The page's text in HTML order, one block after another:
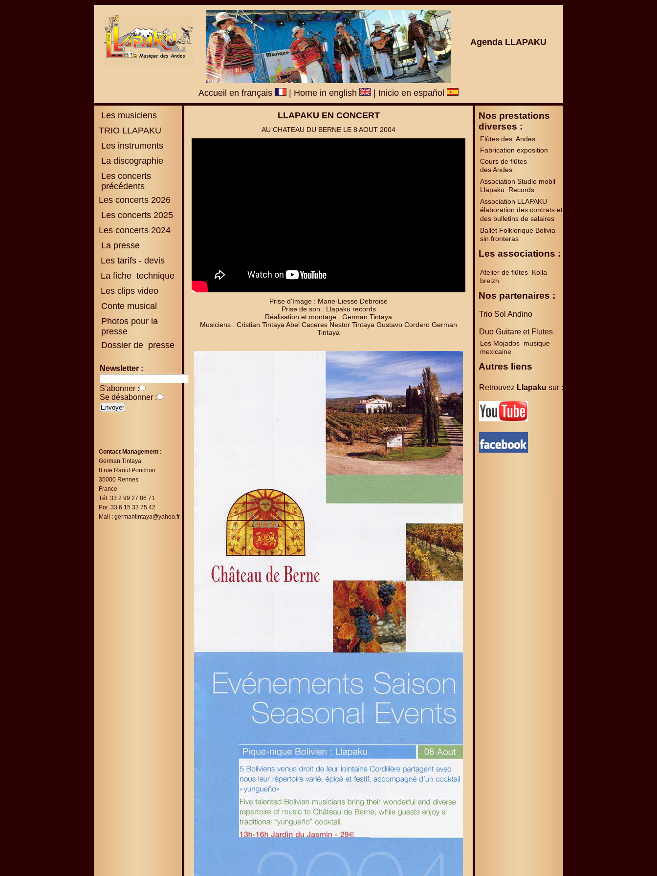
Accueil en français Home in english Inicio en español
Agenda LLAPAKU
Les musiciens
TRIO LLAPAKU
Les instruments
La discographie
Les concerts
précédents
Les concerts 2026
Les concerts 2025
Les concerts 2024
La presse
Les tarifs - devis
La fiche technique
Les clips video
Conte musical
Photos pour la
presse
Dossier de presse
Newsletter :
S'abonner :
Se désabonner :
Contact Management :
German Tintaya
8 rue Raoul Ponchon
35000 Rennes
France
Tél. 33 2 99 27 86 71
Por. 33 6 15 33 75 42
Mail : germantintaya@yahoo.fr
LLAPAKU EN CONCERT
AU CHATEAU DU BERNE LE 8 AOUT 2004
Prise d'Image : Marie-Liesse Debroise
Prise de son : Llapaku records
Réalisation et montage : German Tintaya
Musiciens : Cristian Tintaya Abel Caceres Nestor Tintaya Gustavo Cordero German
Tintaya
Nos prestations
diverses :
Flûtes des Andes
Fabrication exposition
Cours de flûtes
des Andes
Association Studio mobil
Llapaku Records
Association LLAPAKU
élaboration des contrats et
des bulletins de salaires
Ballet Folklorique Bolivia
sin fronteras
Les associations :
Atelier de flûtes Kolla-
breizh
Nos partenaires :
Trio Sol Andino
Duo Guitare et Flutes
Los Mojados musique
mexicaine
Autres liens
Retrouvez Llapaku sur :